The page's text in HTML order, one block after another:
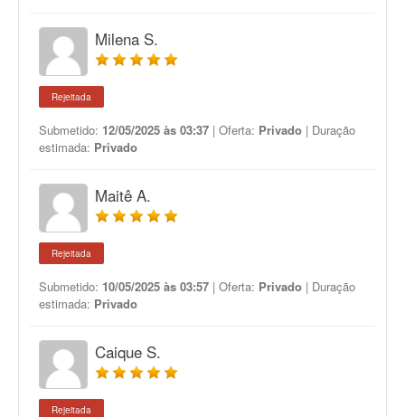
Milena S.
Rejeitada
Submetido: 12/05/2025 às 03:37 | Oferta: Privado | Duração
estimada: Privado
Maitê A.
Rejeitada
Submetido: 10/05/2025 às 03:57 | Oferta: Privado | Duração
estimada: Privado
Caique S.
Rejeitada